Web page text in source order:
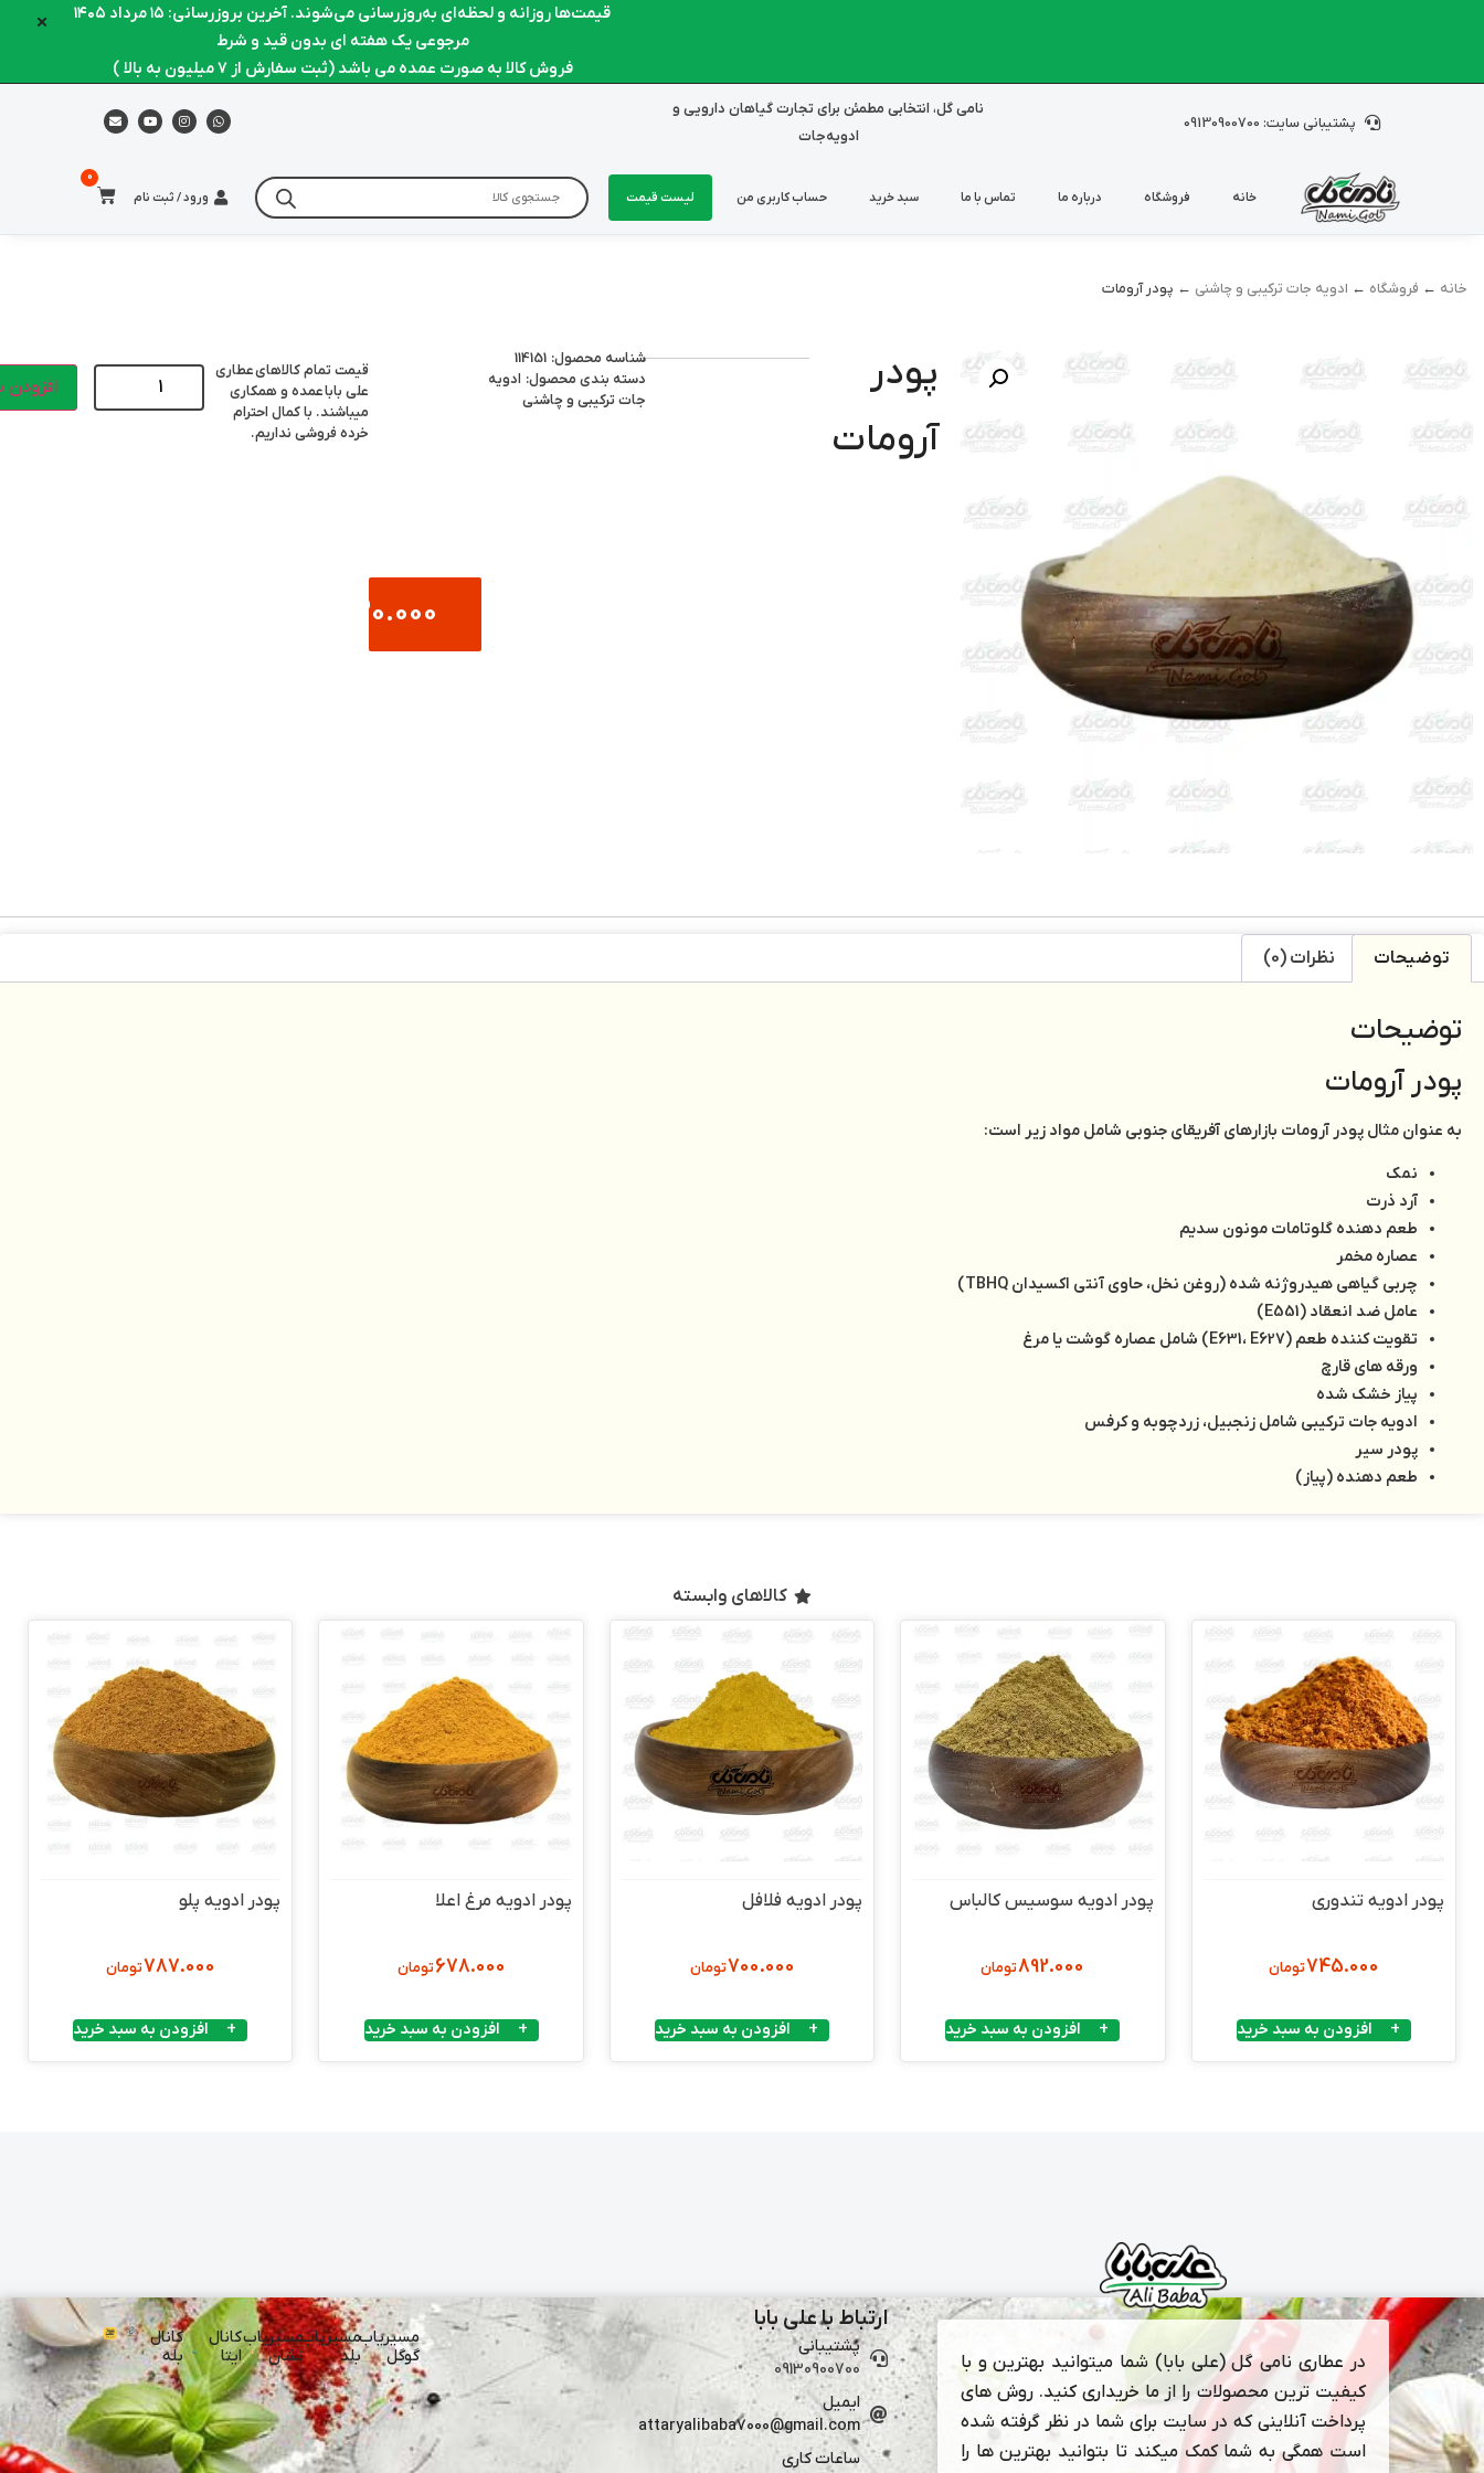
×
قیمت‌ها روزانه و لحظه‌ای به‌روزرسانی می‌شوند. آخرین بروزرسانی: ۱۵ مرداد ۱۴۰۵
مرجوعی یک هفته ای بدون قید و شرط
فروش کالا به صورت عمده می باشد (ثبت سفارش از 7 میلیون به بالا )
پشتیبانی سایت: 09130900700
نامی گل، انتخابی مطمئن برای تجارت گیاهان دارویی و
ادویه‌جات
ورود / ثبت نام خانه فروشگاه درباره ما تماس با ما سبد خرید حساب کاربری من لیست قیمت
خانه ← فروشگاه ← ادویه جات ترکیبی و چاشنی ← پودر آرومات
پودر
آرومات
شناسه محصول: 114151
دسته بندی محصول: ادویه
جات ترکیبی و چاشنی
720.000
قیمت تمام کالاهایعطاری
علی باباعمده و همکاری
میباشند. با کمال احترام
خرده فروشی نداریم.
افزودن
توضیحات نظرات (0)
توضیحات
پودر آرومات
به عنوان مثال پودر آرومات بازارهای آفریقای جنوبی شامل مواد زیر است:
نمک
آرد ذرت
طعم دهنده گلوتامات مونون سدیم
عصاره مخمر
چربی گیاهی هیدروژنه شده (روغن نخل، حاوی آنتی اکسیدان TBHQ)
عامل ضد انعقاد (E551)
تقویت کننده طعم (E631، E627) شامل عصاره گوشت یا مرغ
ورقه های قارچ
پیاز خشک شده
ادویه جات ترکیبی شامل زنجبیل، زردچوبه و کرفس
پودر سیر
طعم دهنده (پیاز)
کالاهای وابسته
پودر ادویه تندوری
745.000تومان
افزودن به سبد خرید
پودر ادویه سوسیس کالباس
892.000تومان
افزودن به سبد خرید
پودر ادویه فلافل
700.000تومان
افزودن به سبد خرید
پودر ادویه مرغ اعلا
678.000تومان
افزودن به سبد خرید
پودر ادویه پلو
787.000تومان
افزودن به سبد خرید
در عطاری نامی گل (علی بابا) شما میتوانید بهترین و با
کیفیت ترین محصولات را از ما خریداری کنید. روش های
پرداخت آنلاینی که در سایت برای شما در نظر گرفته شده
است همگی به شما کمک میکند تا بتوانید بهترین ها را
ارتباط با علی بابا
پشتیبانی
09130900700
ایمیل
attaryalibaba7000@gmail.com
ساعات کاری
مسیریاب
گوگل
مسیریاب
بلد
مسیریاب
نشان
کانال
ایتا
کانال
بله